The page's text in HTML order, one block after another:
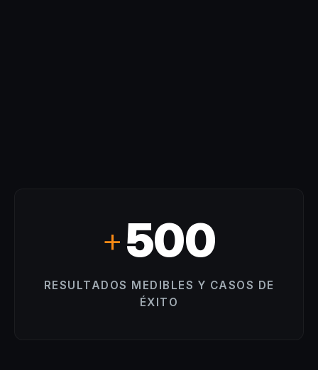
+500
RESULTADOS MEDIBLES Y CASOS DE
ÉXITO